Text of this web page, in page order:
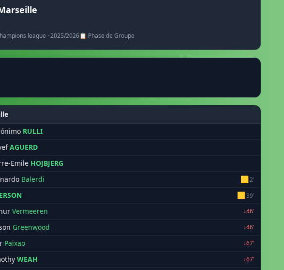
league · 2025/2026📋 Phase de Groupe
RULLI
AGUERD
Emile HOJBJERG
Balerdi 🟨2'
🟨39'
Vermeeren
↓46'
Greenwood
↓46'
Paixao
↓67'
WEAH
↓67'